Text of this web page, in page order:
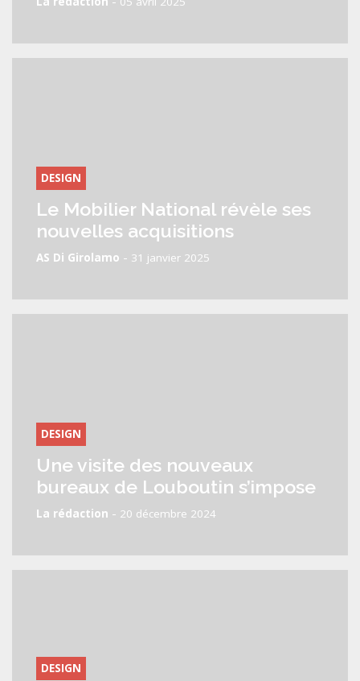
DESIGN
Le Mobilier National révèle ses
nouvelles acquisitions
AS Di Girolamo - 31 janvier 2025
DESIGN
Une visite des nouveaux
bureaux de Louboutin s’impose
La rédaction - 20 décembre 2024
DESIGN